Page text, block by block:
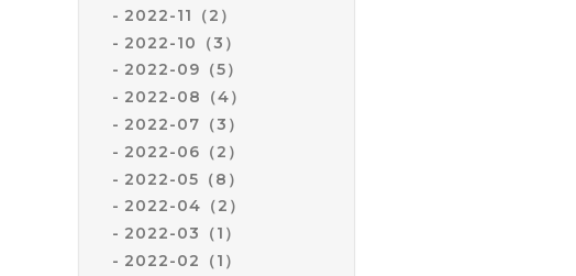
2022-11（2）
2022-10（3）
2022-09（5）
2022-08（4）
2022-07（3）
2022-06（2）
2022-05（8）
2022-04（2）
2022-03（1）
2022-02（1）